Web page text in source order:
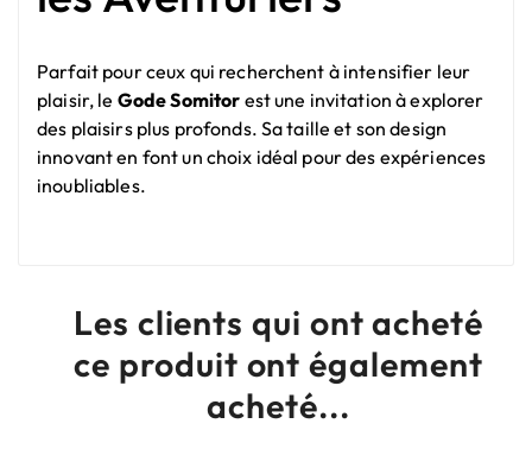
Parfait pour ceux qui recherchent à intensifier leur
plaisir, le Gode Somitor est une invitation à explorer
des plaisirs plus profonds. Sa taille et son design
innovant en font un choix idéal pour des expériences
inoubliables.
Les clients qui ont acheté
ce produit ont également
acheté...